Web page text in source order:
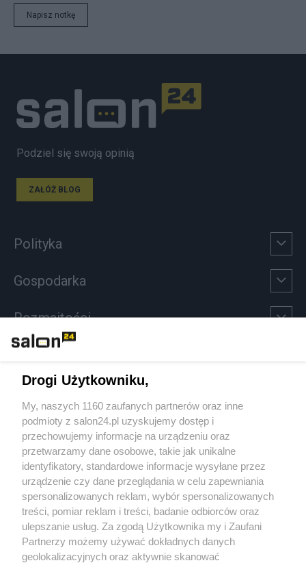
Napisz notkę
Podziel się swoją opinią
ZAŁÓŻ BLOG
Polityka
Gospodarka
Rozmaitości
Sport
Społeczeństwo
Kultura
X Facebook Instagram Youtube
Drogi Użytkowniku,
My, naszych 1160 zaufanych partnerów oraz inne
podmioty z salon24.pl uzyskujemy dostęp i
przechowujemy informacje na urządzeniu oraz
przetwarzamy dane osobowe, takie jak unikalne
identyfikatory, standardowe informacje wysyłane przez
urządzenie czy dane przeglądania w celu zapewniania
spersonalizowanych reklam, wybór spersonalizowanych
treści, pomiar reklam i treści, badanie odbiorców oraz
ulepszanie usług. Za zgodą Użytkownika my i Zaufani
Partnerzy możemy używać dokładnych danych
geolokalizacyjnych oraz aktywnie skanować